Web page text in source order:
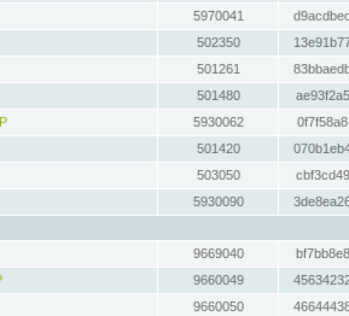
5970041
502350
501261
501480
5930062
501420
503050
5930090
9669040
9660049
9660050